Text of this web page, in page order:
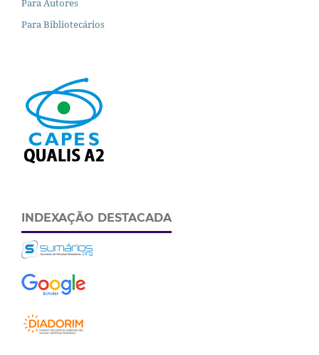
Para Autores
Para Bibliotecários
INDEXAÇÃO DESTACADA